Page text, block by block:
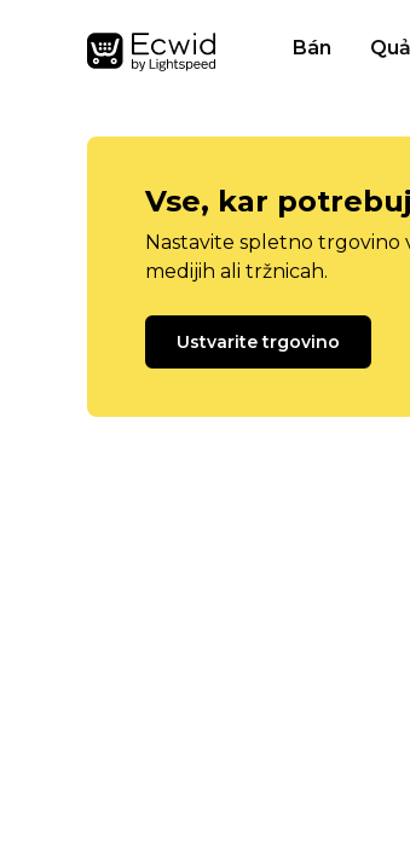
Bán
Vse, kar
Nastavite spletno
medijih ali tržnicah.
Ustvarite trgovino